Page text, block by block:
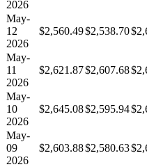
2026
May-
12
2026
$2,560.49$2,538.70
May-
11
2026
$2,621.87$2,607.68
May-
10
2026
$2,645.08$2,595.94
May-
09
2026
$2,603.88$2,580.63